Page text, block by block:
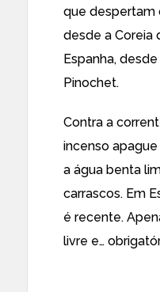
que despertam
desde a Coreia
Espanha,
Pinochet.
Contra a
incenso
a água benta
carrascos. Em
é recente.
livre e…